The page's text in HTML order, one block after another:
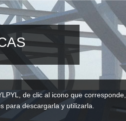
de clic al icono que corresponde,
para descargarla y utilizarla.